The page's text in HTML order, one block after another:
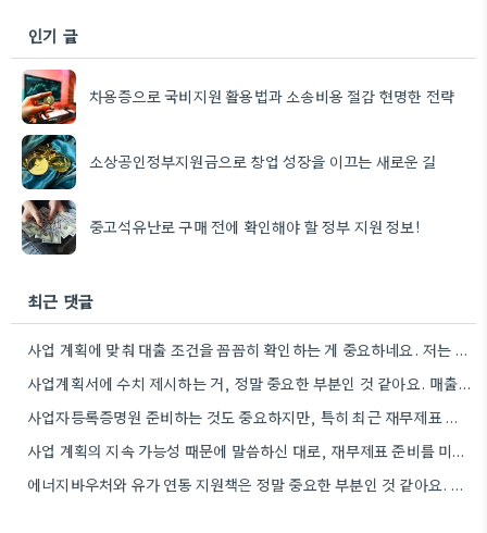
인기 글
차용증으로 국비지원 활용법과 소송비용 절감 현명한 전략
소상공인정부지원금으로 창업 성장을 이끄는 새로운 길
중고석유난로 구매 전에 확인해야 할 정부 지원 정보!
최근 댓글
사업 계획에 맞춰 대출 조건을 꼼꼼히 확인하는 게 중요하네요. 저는 사업 확장 시 금리 변화를…
사업계획서에 수치 제시하는 거, 정말 중요한 부분인 것 같아요. 매출 성장률이나 고용 목표를 구체적으로 적으면…
사업자등록증명원 준비하는 것도 중요하지만, 특히 최근 재무제표 유효기간 꼭 확인해야 해요. 제가 최근 사업 계획서…
사업 계획의 지속 가능성 때문에 말씀하신 대로, 재무제표 준비를 미리 해두는 게 정말 중요하네요. 특히…
에너지바우처와 유가 연동 지원책은 정말 중요한 부분인 것 같아요. 특히 농어민분들이 에너지 가격 변동에 덜…